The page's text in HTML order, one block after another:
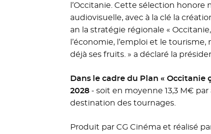
l’Occitanie. Cette sélection honore
audiovisuelle, avec à la clé la
an la stratégie régionale «
l’économie, l’emploi et le
déjà ses fruits. » a déclaré la
Dans le cadre du Plan «
2028- soit en moyenne 13,3 M€ par
destination des tournages.
Produit par CG Cinéma et réalisé